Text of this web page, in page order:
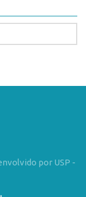
por USP -